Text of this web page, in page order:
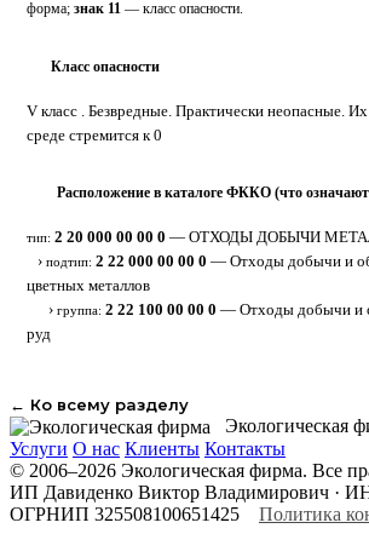
форма; знак 11 — класс опасности.
Класс опасности
V класс . Безвредные. Практически неопасные.
среде стремится к 0
Расположение в каталоге ФККО (что
тип: 2 20 000 00 00 0 — ОТХОДЫ ДОБЫЧИ
› подтип: 2 22 000 00 00 0 — Отходы добычи и
цветных металлов
› группа: 2 22 100 00 00 0 — Отходы добычи и
руд
← Ко всему разделу
Экологическая
Услуги О нас Клиенты Контакты
© 2006–2026 Экологическая фирма. Все
ИП Давиденко Виктор Владимирович ·
ОГРНИП 325508100651425
Политика